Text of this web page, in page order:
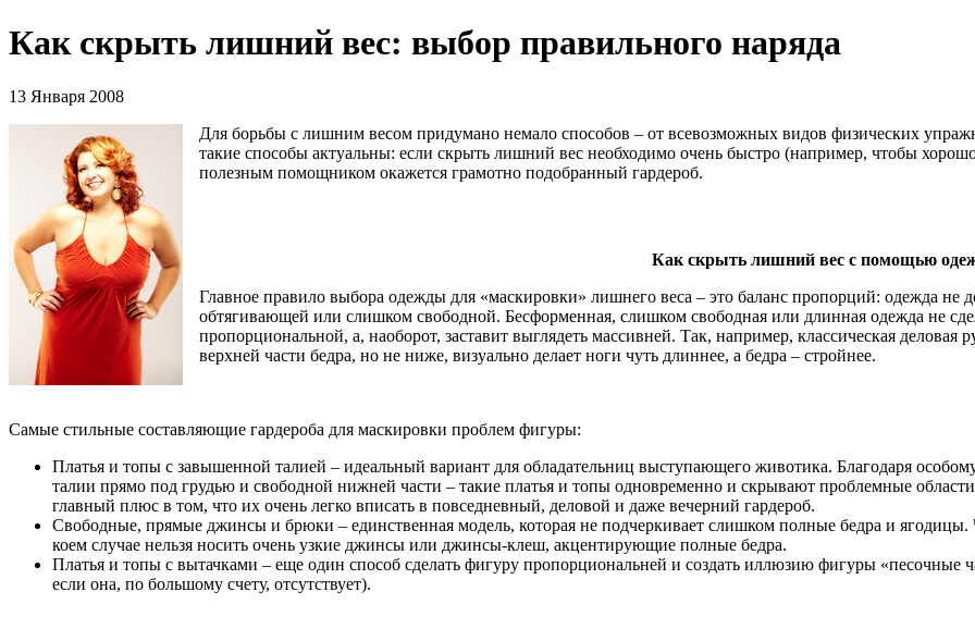
Как скрыть лишний вес: выбор правильного наряда
13 Января 2008
Для борьбы с лишним весом придумано немало способов – от всевозможных видов физических
такие способы актуальны: если скрыть лишний вес необходимо очень быстро (например, чтобы
полезным помощником окажется грамотно подобранный гардероб.
Как скрыть лишний вес с помощью
Главное правило выбора одежды для «маскировки» лишнего веса – это баланс пропорций: одежда не
обтягивающей или слишком свободной. Бесформенная, слишком свободная или длинная одежда не
пропорциональной, а, наоборот, заставит выглядеть массивней. Так, например, классическая деловая
верхней части бедра, но не ниже, визуально делает ноги чуть длиннее, а бедра – стройнее.
Самые стильные составляющие гардероба для маскировки проблем фигуры:
Платья и топы с завышенной талией – идеальный вариант для обладательниц выступающего животика. Благодаря
талии прямо под грудью и свободной нижней части – такие платья и топы одновременно и скрывают проблемные
главный плюс в том, что их очень легко вписать в повседневный, деловой и даже вечерний гардероб.
Свободные, прямые джинсы и брюки – единственная модель, которая не подчеркивает слишком полные бедра и
коем случае нельзя носить очень узкие джинсы или джинсы-клеш, акцентирующие полные бедра.
Платья и топы с вытачками – еще один способ сделать фигуру пропорциональней и создать иллюзию фигуры «песочные
если она, по большому счету, отсутствует).